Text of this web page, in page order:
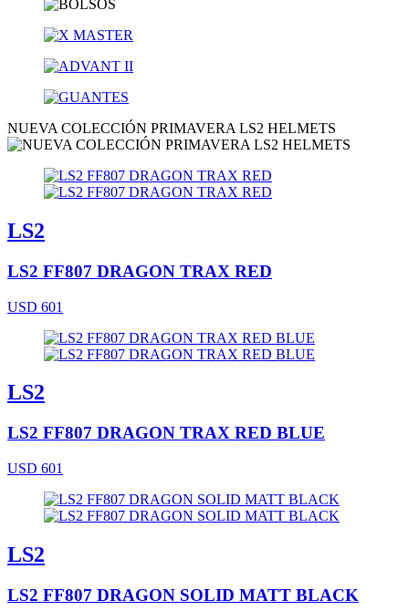
NUEVA COLECCIÓN PRIMAVERA LS2 HELMETS
LS2
LS2 FF807 DRAGON TRAX RED
USD 601
LS2
LS2 FF807 DRAGON TRAX RED BLUE
USD 601
LS2
LS2 FF807 DRAGON SOLID MATT BLACK